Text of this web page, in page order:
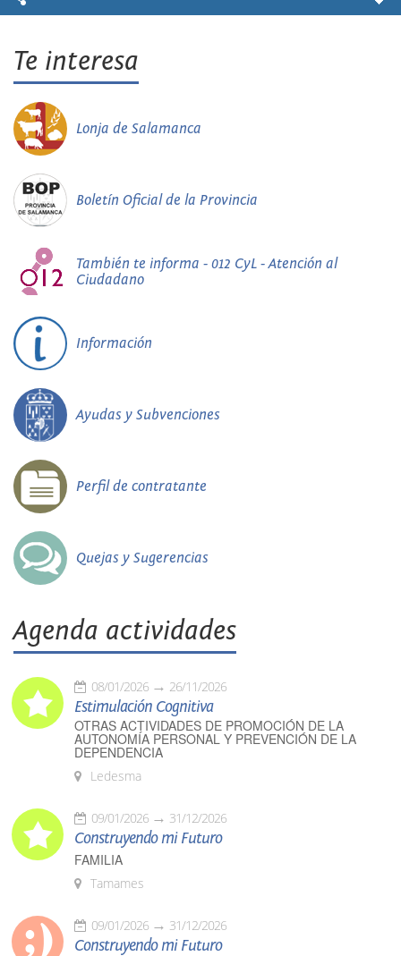
Te interesa
Lonja de Salamanca
Boletín Oficial de la Provincia
También te informa - 012 CyL - Atención al
Ciudadano
Información
Ayudas y Subvenciones
Perfil de contratante
Quejas y Sugerencias
Agenda actividades
08/01/2026 26/11/2026
Estimulación Cognitiva
OTRAS ACTIVIDADES DE PROMOCIÓN DE LA
AUTONOMÍA PERSONAL Y PREVENCIÓN DE LA
DEPENDENCIA
Ledesma
09/01/2026 31/12/2026
Construyendo mi Futuro
FAMILIA
Tamames
09/01/2026 31/12/2026
Construyendo mi Futuro